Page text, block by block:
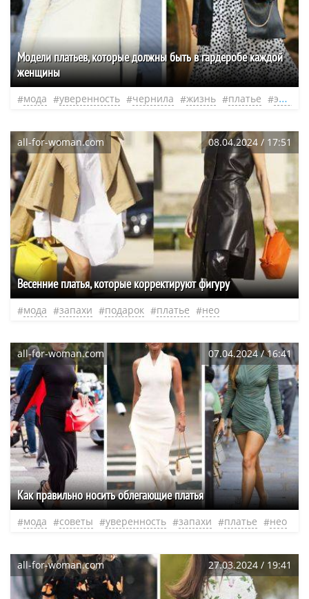
Модели платьев, которые должны быть в гардеробе каждой
женщины
мода уверенность чернила жизнь платье эксперт
all-for-woman.com 08.04.2024 / 17:51
Весенние платья, которые корректируют фигуру
мода запахи подарок платье нео
all-for-woman.com 07.04.2024 / 16:41
Как правильно носить облегающие платья
мода советы уверенность запахи платье нео
all-for-woman.com 27.03.2024 / 19:41